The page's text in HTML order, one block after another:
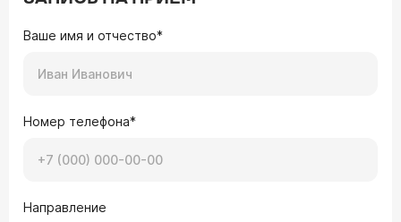
Ваше имя и отчество*
Номер телефона*
Направление